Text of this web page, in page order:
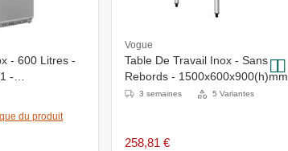
- 600 Litres -
-
du produit
Vogue
Table De Travail Inox - Sans
Rebords - 1500x600x900(h)mm
3 semaines 5 Variantes
258,81 €